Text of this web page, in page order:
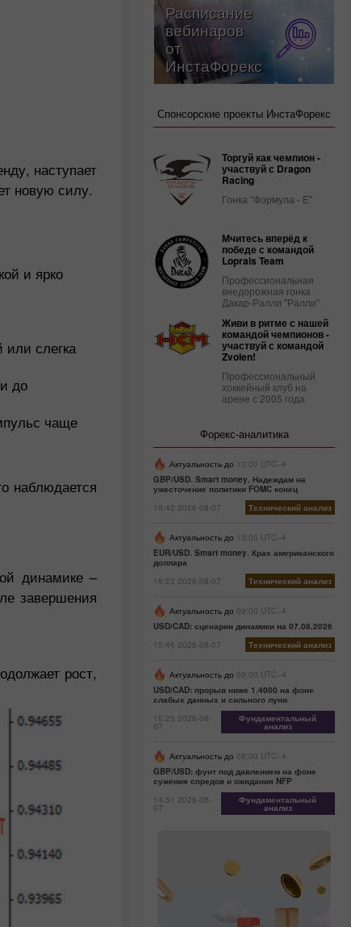
наступает
новую силу.
и ярко
или слегка
до
чаще
наблюдается
динамике –
завершения
рост,
Расписание
вебинаров
от
ИнстаФорекс
Спонсорские проекты ИнстаФорекс
Торгуй как чемпион -
участвуй с Dragon
Racing
Гонка "Формула - Е"
Мчитесь вперёд к
победе с командой
Loprais Team
Профессиональная
внедорожная гонка
Дакар-Ралли "Ралли"
Живи в ритме с нашей
командой чемпионов -
участвуй с командой
Zvolen!
Профессиональный
хоккейный клуб на
арене с 2005 года
Форекс-аналитика
Актуальность до 13:00 UTC--4
GBP/USD. Smart money. Надеждам на
ужесточение политики FOMC конец
19:42 2026-08-07
Технический анализ
Актуальность до 13:00 UTC--4
EUR/USD. Smart money. Крах американского
доллара
19:22 2026-08-07
Технический анализ
Актуальность до 09:00 UTC--4
USD/CAD: сценарии динамики на 07.08.2026
15:46 2026-08-07
Технический анализ
Актуальность до 09:00 UTC--4
USD/CAD: прорыв ниже 1.4000 на фоне
слабых данных и сильного луни
15:25 2026-08-
07
Фундаментальный
анализ
Актуальность до 08:00 UTC--4
GBP/USD: фунт под давлением на фоне
сужения спредов и ожидания NFP
14:51 2026-08-
07
Фундаментальный
анализ